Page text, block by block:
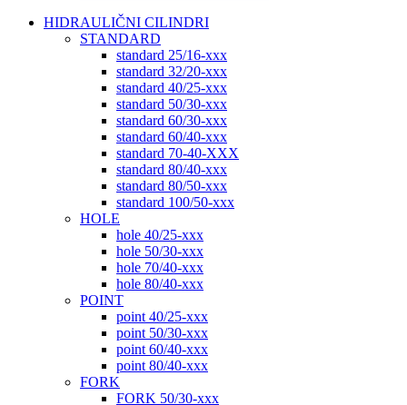
HIDRAULIČNI CILINDRI
STANDARD
standard 25/16-xxx
standard 32/20-xxx
standard 40/25-xxx
standard 50/30-xxx
standard 60/30-xxx
standard 60/40-xxx
standard 70-40-XXX
standard 80/40-xxx
standard 80/50-xxx
standard 100/50-xxx
HOLE
hole 40/25-xxx
hole 50/30-xxx
hole 70/40-xxx
hole 80/40-xxx
POINT
point 40/25-xxx
point 50/30-xxx
point 60/40-xxx
point 80/40-xxx
FORK
FORK 50/30-xxx